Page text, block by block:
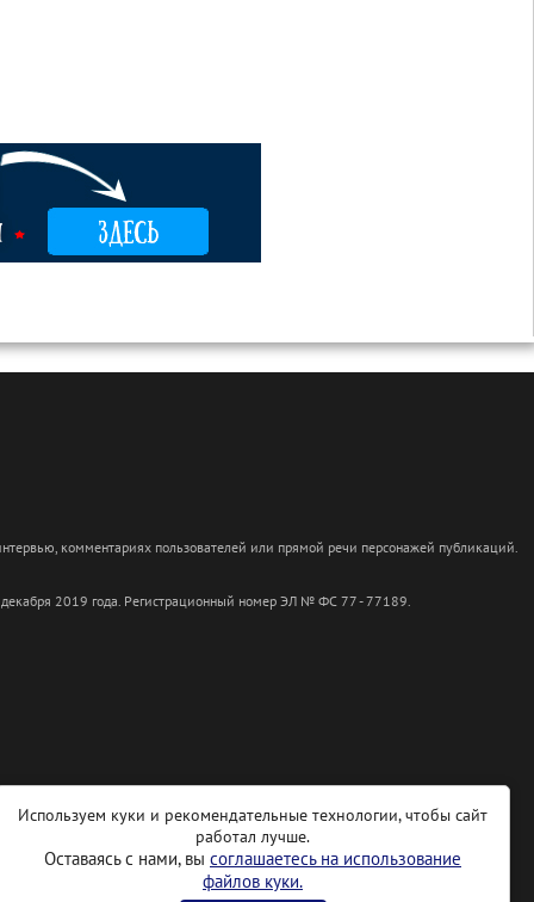
комментариях пользователей или прямой речи персонажей публикаций.
декабря 2019 года. Регистрационный номер ЭЛ № ФС 77 - 77189.
Используем куки и рекомендательные технологии, чтобы сайт
работал лучше.
Оставаясь с нами, вы соглашаетесь на использование
файлов куки.